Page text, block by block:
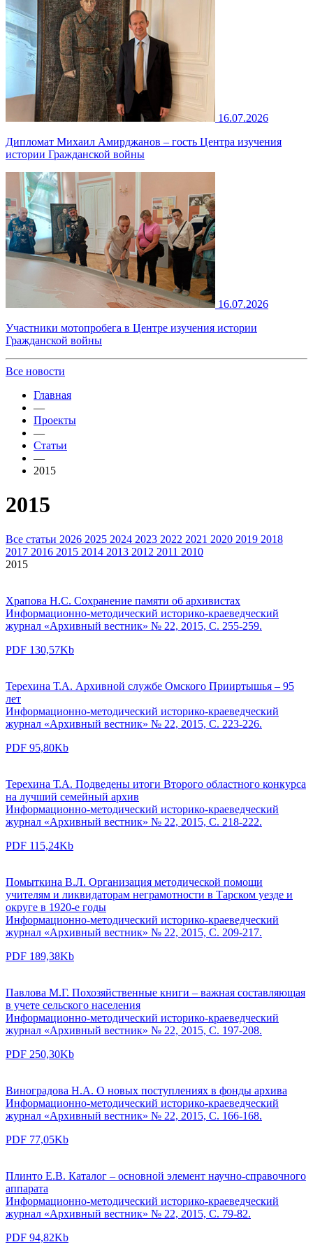
16.07.2026
Дипломат Михаил Амирджанов – гость Центра изучения
истории Гражданской войны
16.07.2026
Участники мотопробега в Центре изучения истории
Гражданской войны
Все новости
Главная
—
Проекты
—
Статьи
—
2015
2015
Все статьи 2026 2025 2024 2023 2022 2021 2020 2019 2018
2017 2016 2015 2014 2013 2012 2011 2010
2015
Храпова Н.С. Сохранение памяти об архивистах
Информационно-методический историко-краеведческий
журнал «Архивный вестник» № 22, 2015, С. 255-259.
PDF 130,57Kb
Терехина Т.А. Архивной службе Омского Прииртышья – 95
лет
Информационно-методический историко-краеведческий
журнал «Архивный вестник» № 22, 2015, С. 223-226.
PDF 95,80Kb
Терехина Т.А. Подведены итоги Второго областного конкурса
на лучший семейный архив
Информационно-методический историко-краеведческий
журнал «Архивный вестник» № 22, 2015, С. 218-222.
PDF 115,24Kb
Помыткина В.Л. Организация методической помощи
учителям и ликвидаторам неграмотности в Тарском уезде и
округе в 1920-е годы
Информационно-методический историко-краеведческий
журнал «Архивный вестник» № 22, 2015, С. 209-217.
PDF 189,38Kb
Павлова М.Г. Похозяйственные книги – важная составляющая
в учете сельского населения
Информационно-методический историко-краеведческий
журнал «Архивный вестник» № 22, 2015, С. 197-208.
PDF 250,30Kb
Виноградова Н.А. О новых поступлениях в фонды архива
Информационно-методический историко-краеведческий
журнал «Архивный вестник» № 22, 2015, С. 166-168.
PDF 77,05Kb
Плинто Е.В. Каталог – основной элемент научно-справочного
аппарата
Информационно-методический историко-краеведческий
журнал «Архивный вестник» № 22, 2015, С. 79-82.
PDF 94,82Kb